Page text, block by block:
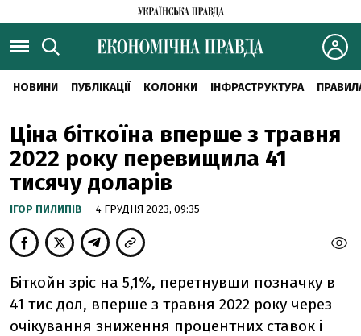
НОВИНИ ПУБЛІКАЦІЇ КОЛОНКИ ІНФРАСТРУКТУРА
Ціна біткоїна вперше з травня
2022 року перевищила 41
тисячу доларів
ІГОР ПИЛИПІВ — 4 ГРУДНЯ 2023, 09:35
Біткойн зріс на 5,1%, перетнувши позначку в
41 тис дол, вперше з травня 2022 року через
очікування зниження процентних ставок і